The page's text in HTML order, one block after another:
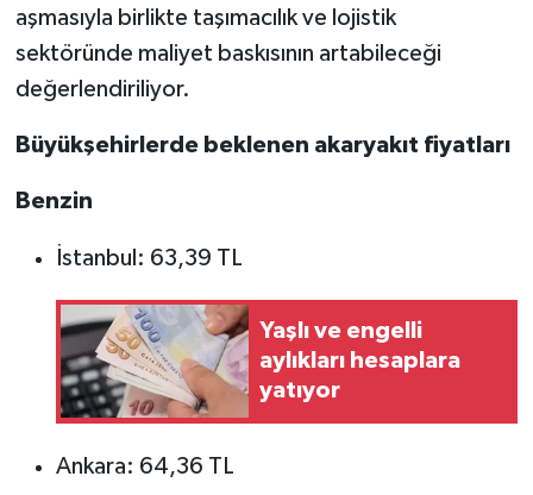
aşmasıyla birlikte taşımacılık ve lojistik
sektöründe maliyet baskısının artabileceği
değerlendiriliyor.
Büyükşehirlerde beklenen akaryakıt fiyatları
Benzin
İstanbul: 63,39 TL
Yaşlı ve engelli
aylıkları hesaplara
yatıyor
Ankara: 64,36 TL